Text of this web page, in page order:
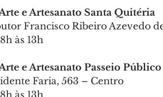
e Artesanato Santa Quitéria
Francisco Ribeiro Azevedo
às 13h
e Artesanato Passeio Público
Faria, 563 – Centro